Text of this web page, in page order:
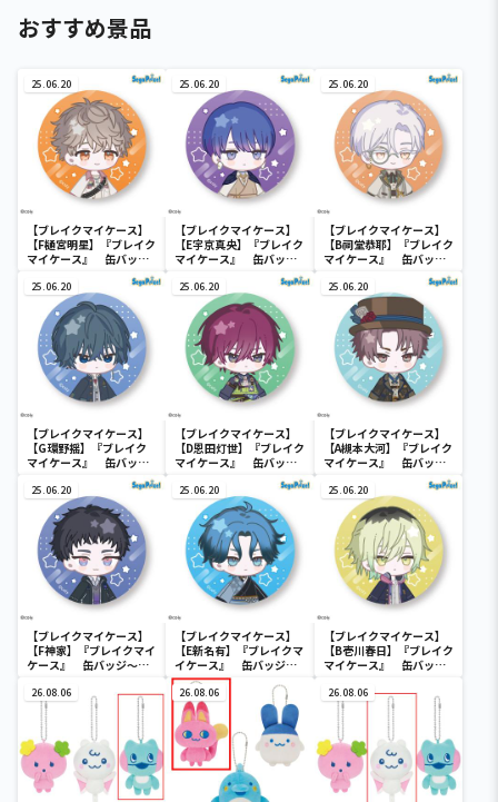
おすすめ景品
25.06.20
【ブレイクマイケース】
【F樋宮明星】『ブレイク
マイケース』 缶バッジ
～本部＆交際部～(EX)
25.06.20
【ブレイクマイケース】
【E宇京真央】『ブレイク
マイケース』 缶バッジ
～本部＆交際部～(EX)
25.06.20
【ブレイクマイケース】
【B祠堂恭耶】『ブレイク
マイケース』 缶バッジ
～交渉部＆特務部～(EX)
25.06.20
【ブレイクマイケース】
【G環野揺】『ブレイク
マイケース』 缶バッジ
25.06.20
【ブレイクマイケース】
【D恩田灯世】『ブレイク
マイケース』 缶バッジ
25.06.20
【ブレイクマイケース】
【A槻本大河】『ブレイク
マイケース』 缶バッジ
25.06.20
【ブレイクマイケース】
【F神家】『ブレイクマイ
ケース』 缶バッジ～交
25.06.20
【ブレイクマイケース】
【E新名有】『ブレイクマ
イケース』 缶バッジ～
交渉部＆特務部～(EX)
25.06.20
【ブレイクマイケース】
【B壱川春日】『ブレイク
マイケース』 缶バッジ
26.08.06 26.08.06 26.08.06